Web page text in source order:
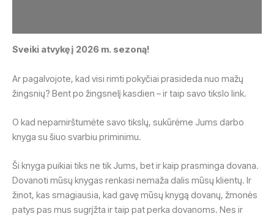
Sveiki atvykę į 2026 m. sezoną!
Ar pagalvojote, kad visi rimti pokyčiai prasideda nuo mažų
žingsnių? Bent po žingsnelį kasdien – ir taip savo tikslo link.
O kad nepamirštumėte savo tikslų, sukūrėme Jums darbo
knyga su šiuo svarbiu priminimu.
Ši knyga puikiai tiks ne tik Jums, bet ir kaip prasminga dovana.
Dovanoti mūsų knygas renkasi nemaža dalis mūsų klientų. Ir
žinot, kas smagiausia, kad gavę mūsų knygą dovanų, žmonės
patys pas mus sugrįžta ir taip pat perka dovanoms. Nes ir